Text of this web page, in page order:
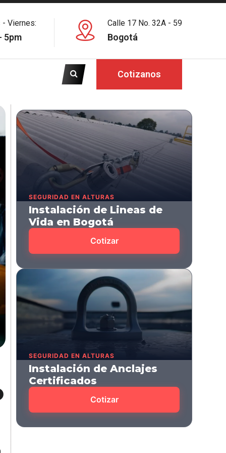
- Viernes:
5pm
Calle 17 No. 32A - 59
Bogotá
Cotizanos
SEGURIDAD EN ALTURAS
Instalación de Lineas de
Vida en Bogotá
Cotizar
SEGURIDAD EN ALTURAS
Instalación de Anclajes
Certificados
Cotizar